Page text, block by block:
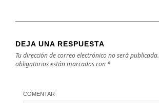
DEJA UNA RESPUESTA
Tu dirección de correo electrónico no será publicada.
obligatorios están marcados con *
COMENTAR